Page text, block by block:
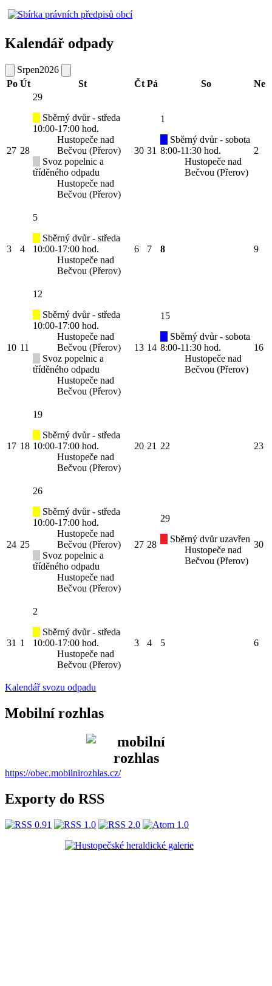
Kalendář odpady
Srpen2026
Po Út St Čt Pá So Ne
27 28
29
Sběrný dvůr - středa
10:00-17:00 hod.
Hustopeče nad
Bečvou (Přerov)
Svoz popelnic a
tříděného odpadu
Hustopeče nad
Bečvou (Přerov)
30 31
1
Sběrný dvůr - sobota
8:00-11:30 hod.
Hustopeče nad
Bečvou (Přerov)
2
3 4
5
Sběrný dvůr - středa
10:00-17:00 hod.
Hustopeče nad
Bečvou (Přerov)
6 7 8 9
10 11
12
Sběrný dvůr - středa
10:00-17:00 hod.
Hustopeče nad
Bečvou (Přerov)
Svoz popelnic a
tříděného odpadu
Hustopeče nad
Bečvou (Přerov)
13 14
15
Sběrný dvůr - sobota
8:00-11:30 hod.
Hustopeče nad
Bečvou (Přerov)
16
17 18
19
Sběrný dvůr - středa
10:00-17:00 hod.
Hustopeče nad
Bečvou (Přerov)
20 21 22 23
24 25
26
Sběrný dvůr - středa
10:00-17:00 hod.
Hustopeče nad
Bečvou (Přerov)
Svoz popelnic a
tříděného odpadu
Hustopeče nad
Bečvou (Přerov)
27 28
29
Sběrný dvůr uzavřen
Hustopeče nad
Bečvou (Přerov)
30
31 1
2
Sběrný dvůr - středa
10:00-17:00 hod.
Hustopeče nad
Bečvou (Přerov)
3 4 5 6
Kalendář svozu odpadu
Mobilní rozhlas
https://obec.mobilnirozhlas.cz/
Exporty do RSS